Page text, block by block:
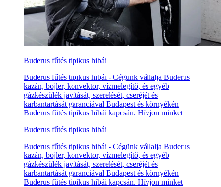
Buderus fűtés tipikus hibái
Buderus fűtés tipikus hibái - Cégünk vállalja Buderus
kazán, bojler, konvektor, vízmelegítő, és egyéb
gázkészülék javítását, szerelését, cseréjét és
karbantartását garanciával Budapest és környékén
Buderus fűtés tipikus hibái kapcsán. Hívjon minket
Buderus fűtés tipikus hibái
Buderus fűtés tipikus hibái - Cégünk vállalja Buderus
kazán, bojler, konvektor, vízmelegítő, és egyéb
gázkészülék javítását, szerelését, cseréjét és
karbantartását garanciával Budapest és környékén
Buderus fűtés tipikus hibái kapcsán. Hívjon minket